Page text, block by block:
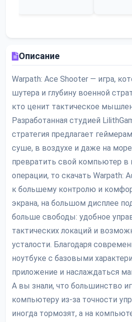
Описание
Warpath: Ace Shooter — игра,
шутера и глубину военной
кто ценит тактическое
Разработанная студией
стратегия предлагает
суше, в воздухе и даже на
превратить свой компьютер
операции, то скачать Warpath:
к большему контролю и
экрана, на большом дисплее
больше свободы: удобное
тактических локаций и
усталости. Благодаря
ноутбуке с базовыми
приложение и наслаждаться
А вы знали, что большинство
компьютеру из-за точности
иногда тормозят, а на